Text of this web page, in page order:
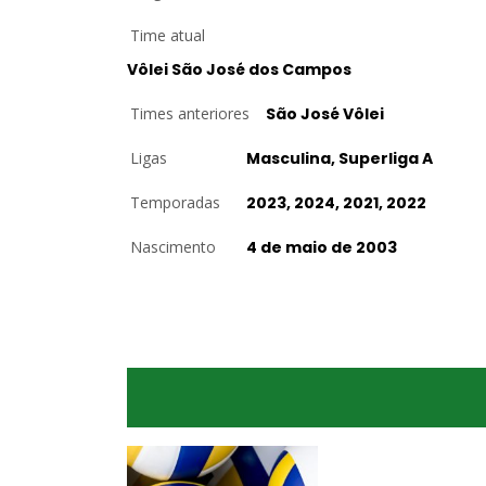
Time atual
Vôlei São José dos Campos
Times anteriores São José Vôlei
Ligas Masculina, Superliga A
Temporadas 2023, 2024, 2021, 2022
Nascimento 4 de maio de 2003